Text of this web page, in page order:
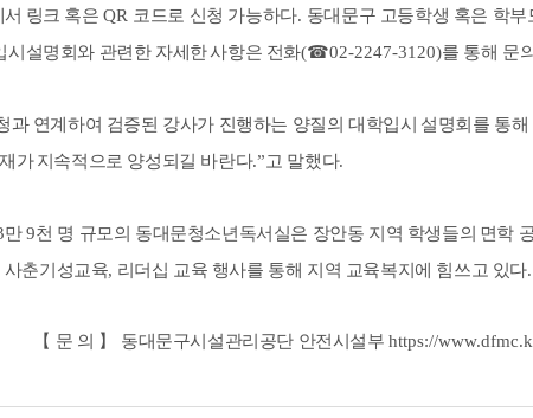
링크 혹은QR 코드로 신청 가능하다. 동대문구 고등학생 혹은 학부
시설명회와 관련한 자세한사항은 전화(☎02-2247-3120)를 통해 문
과 연계하여 검증된 강사가 진행하는 양질의 대학입시 설명회를 통
가 지속적으로 양성되길 바란다.”고 말했다.
만9천 명 규모의 동대문청소년독서실은 장안동 지역 학생들의 면학
사춘기성교육, 리더십 교육 행사를 통해 지역 교육복지에 힘쓰고 있다.
【 문 의 】 동대문구시설관리공단 안전시설부https://